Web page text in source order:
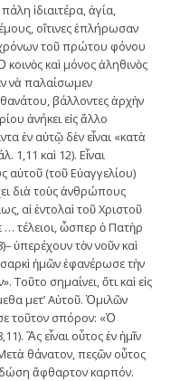
ἰδιαιτέρα, ἁγία,
οἵτινες ἐπλήρωσαν
τοῦ πρώτου φόνου
καὶ μόνος ἀληθινὸς
νὰ παλαίσωμεν
βάλλοντες ἀρχὴν
ἀνήκει εἰς ἄλλο
ἐν αὐτῷ δὲν εἶναι «κατὰ
καὶ 12). Εἶναι
αὐτοῦ (τοῦ Εὐαγγελίου)
διὰ τοὺς ἀνθρώπους
αἱ ἐντολαὶ τοῦ Χριστοῦ
τέλειοι, ὦσπερ ὁ Πατὴρ
ὑπερέχουν τὸν νοῦν καὶ
ἡμῶν ἐφανέρωσε τὴν
Τοῦτο σημαίνει, ὅτι καὶ εἰς
μετ’ Αὐτοῦ. Ὁμιλῶν
τοῦτον σπόρον: «Ὁ
Ἂς εἶναι οὗτος ἐν ἡμῖν
θάνατον, πεςῶν οὗτος
δώση ἄφθαρτον καρπόν.